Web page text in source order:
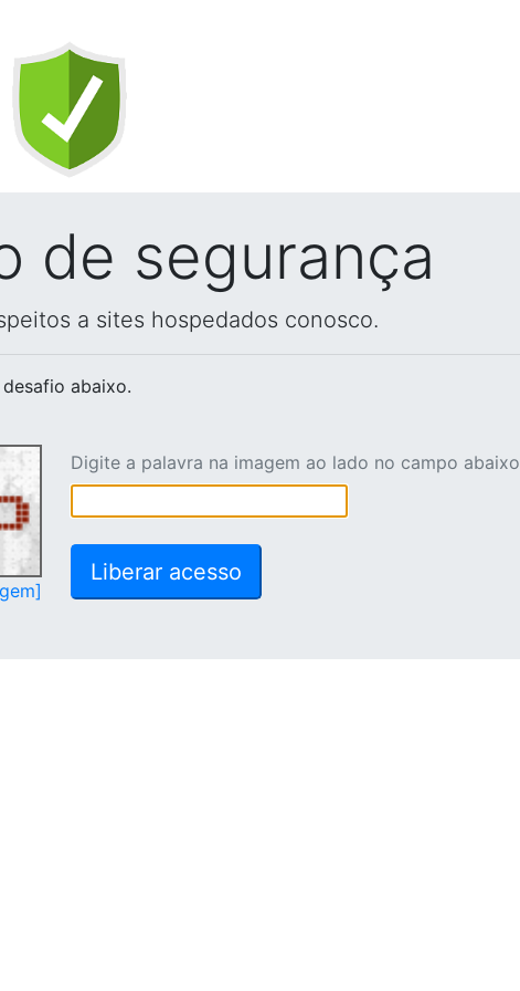
de segurança
a sites hospedados conosco.
abaixo.
Digite a palavra na imagem ao lado no campo abaixo